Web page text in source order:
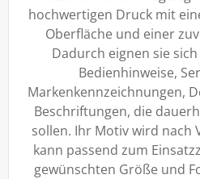
hochwertigen Druck mit
Oberfläche und einer
Dadurch eignen sie
Bedienhinweise,
Markenkennzeichnungen,
Beschriftungen, die
sollen. Ihr Motiv wird nach
kann passend zum
gewünschten Größe und